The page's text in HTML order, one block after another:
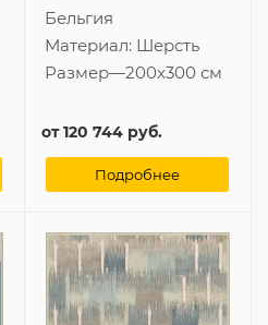
Бельгия
Материал: Шерсть
Размер—200x300 см
от120 744 руб.
Подробнее